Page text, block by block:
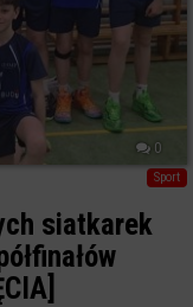
0
Sport
siatkarek